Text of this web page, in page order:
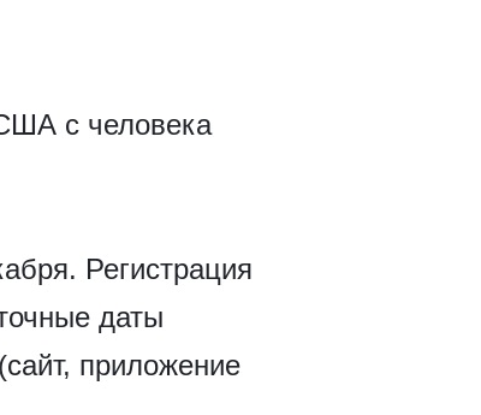
с человека
Регистрация
даты
приложение